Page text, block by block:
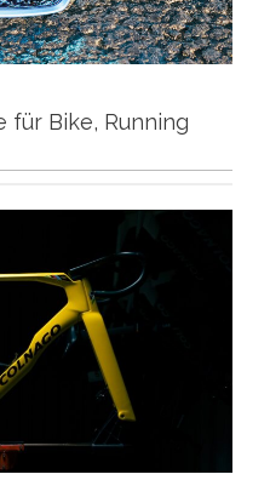
Bike, Running